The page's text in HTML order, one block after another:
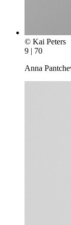
© Kai Peters
9 | 70
Anna